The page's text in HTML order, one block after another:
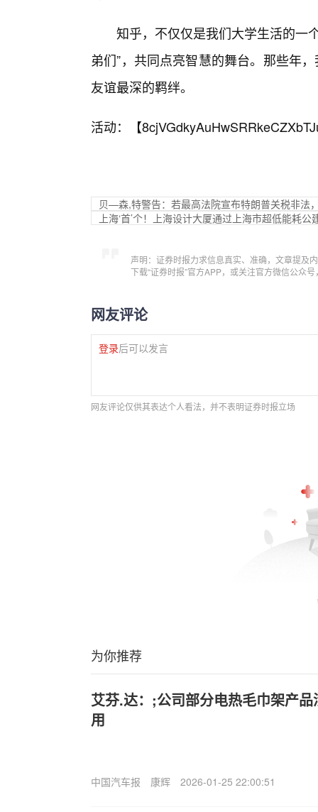
知乎，不仅仅是我们大学生活的一
弟们”，共同点亮智慧的舞台。那些年
友谊最深的羁绊。
活动：【
贝—森,特警告：若最高法院宣布特朗普关税非法
上海‘首’个！上海设计大厦通过上海市超低能耗公
声明：证券时报力求信息真实、准确，文章提及
下载“证券时报”官方APP，或关注官方微信公众
网友评论
登录后可以发言
网友评论仅供其表达个人看法，并不表明证券时报立场
为你推荐
艾芬.达：;公司部分电热毛巾架产
用
中国汽车报 康辉 2026-01-25 22:00:51